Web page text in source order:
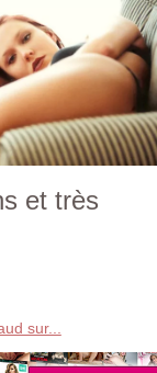
et très
sur...